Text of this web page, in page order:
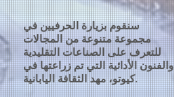
سنقوم بزيارة الحرفيين في
مجموعة متنوعة من المجالات
للتعرف على الصناعات التقليدية
والفنون الأدائية التي تم زراعتها في
كيوتو، مهد الثقافة اليابانية.